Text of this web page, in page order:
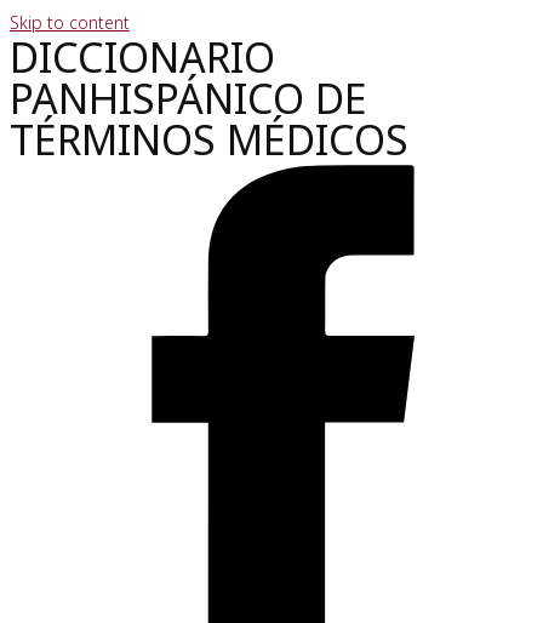
Skip to content
DICCIONARIO
PANHISPÁNICO DE
TÉRMINOS MÉDICOS